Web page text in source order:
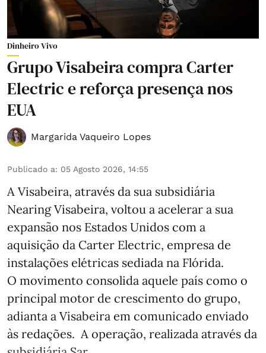
Dinheiro Vivo
Grupo Visabeira compra Carter
Electric e reforça presença nos
EUA
Margarida Vaqueiro Lopes
Publicado a: 05 Agosto 2026, 14:55
A Visabeira, através da sua subsidiária
Nearing Visabeira, voltou a acelerar a sua
expansão nos Estados Unidos com a
aquisição da Carter Electric, empresa de
instalações elétricas sediada na Flórida.
O movimento consolida aquele país como o
principal motor de crescimento do grupo,
adianta a Visabeira em comunicado enviado
às redações. A operação, realizada através da